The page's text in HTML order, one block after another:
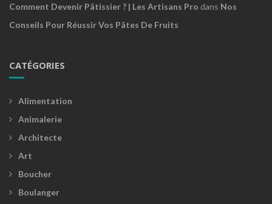
Comment Devenir Pâtissier ? | Les Artisans Pro dans Nos
Conseils Pour Réussir Vos Pâtes De Fruits
CATÉGORIES
Alimentation
Animalerie
Architecte
Art
Boucher
Boulanger